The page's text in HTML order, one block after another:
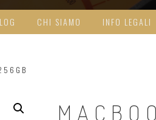
CHI SIAMO INFO LEGALI